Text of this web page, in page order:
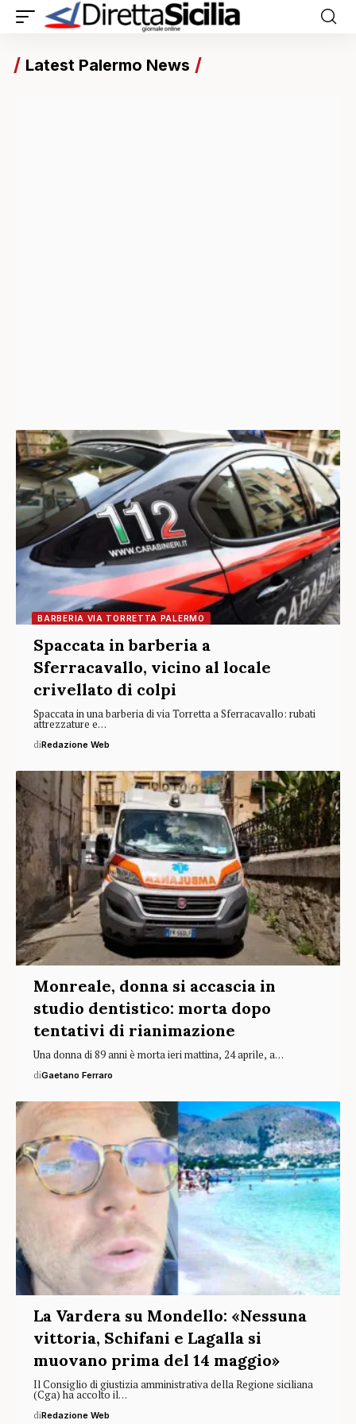
Latest Palermo News
BARBERIA VIA TORRETTA PALERMO
Spaccata in barberia a
Sferracavallo, vicino al locale
crivellato di colpi
Spaccata in una barberia di via Torretta a Sferracavallo: rubati
attrezzature e…
diRedazione Web
Monreale, donna si accascia in
studio dentistico: morta dopo
tentativi di rianimazione
Una donna di 89 anni è morta ieri mattina, 24 aprile, a…
diGaetano Ferraro
La Vardera su Mondello: «Nessuna
vittoria, Schifani e Lagalla si
muovano prima del 14 maggio»
Il Consiglio di giustizia amministrativa della Regione siciliana
(Cga) ha accolto il…
diRedazione Web